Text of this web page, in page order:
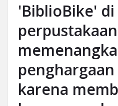
'BiblioBike' di
karena